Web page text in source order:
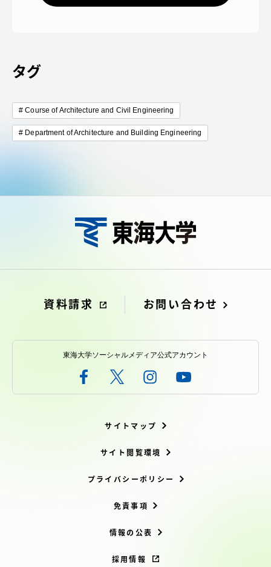
タグ
Course of Architecture and Civil Engineering
Department of Architecture and Building Engineering
資料請求 お問い合わせ
東海大学ソーシャルメディア公式アカウント
サイトマップ
サイト閲覧環境
プライバシーポリシー
免責事項
情報の公表
採用情報